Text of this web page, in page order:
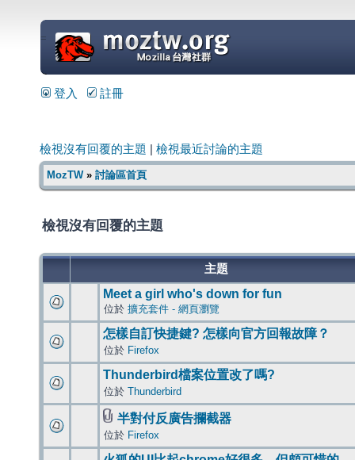
=
登入 註冊
檢視沒有回覆的主題 檢視最近討論的主題
MozTW» 討論區首頁
檢視沒有回覆的主題
主題
Meet a girl who's down for fun
位於 擴充套件 - 網頁瀏覽
怎樣自訂快捷鍵? 怎樣向官方回報故障？
位於 Firefox
Thunderbird檔案位置改了嗎?
位於 Thunderbird
半對付反廣告攔截器
位於 Firefox